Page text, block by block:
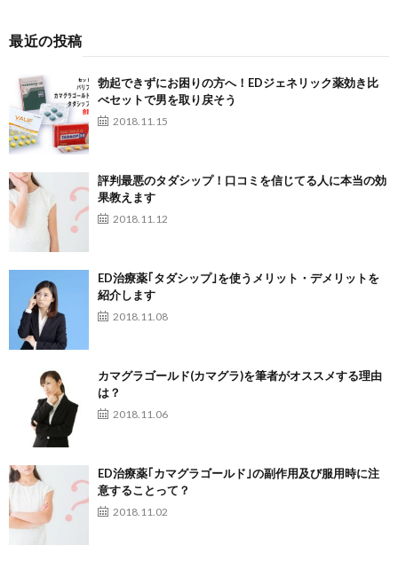
最近の投稿
勃起できずにお困りの方へ！EDジェネリック薬効き比
べセットで男を取り戻そう
2018.11.15
評判最悪のタダシップ！口コミを信じてる人に本当の効
果教えます
2018.11.12
ED治療薬｢タダシップ｣を使うメリット・デメリットを
紹介します
2018.11.08
カマグラゴールド(カマグラ)を筆者がオススメする理由
は？
2018.11.06
ED治療薬｢カマグラゴールド｣の副作用及び服用時に注
意することって？
2018.11.02